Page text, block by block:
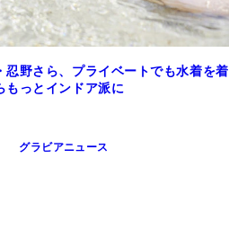
忍野さら、プライベートでも水着を着
もっとインドア派に
グラビアニュース